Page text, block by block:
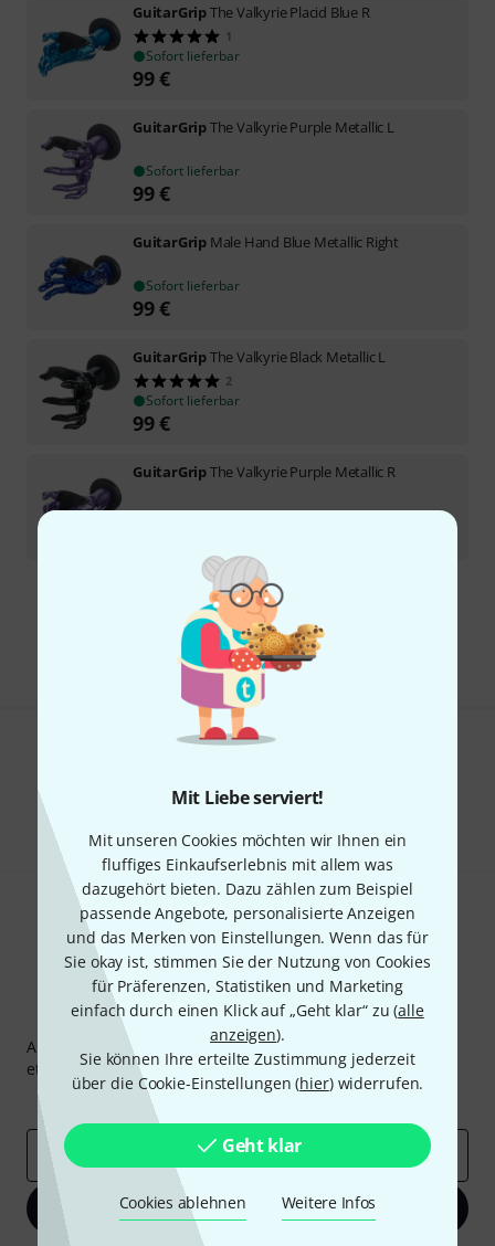
Mit Liebe serviert!
Mit unseren Cookies möchten wir Ihnen ein
fluffiges Einkaufserlebnis mit allem was
dazugehört bieten. Dazu zählen zum Beispiel
passende Angebote, personalisierte Anzeigen
und das Merken von Einstellungen. Wenn das für
Sie okay ist, stimmen Sie der Nutzung von Cookies
für Präferenzen, Statistiken und Marketing
einfach durch einen Klick auf „Geht klar“ zu (alle
anzeigen).
Sie können Ihre erteilte Zustimmung jederzeit
über die Cookie-Einstellungen (hier) widerrufen.
Geht klar
Cookies ablehnen Weitere Infos
GuitarGripThe Valkyrie Placid Blue R
1
Sofort lieferbar
99€
GuitarGripThe Valkyrie Purple Metallic L
Sofort lieferbar
99€
GuitarGrip Male Hand Blue Metallic Right
Sofort lieferbar
99€
GuitarGripThe Valkyrie Black Metallic L
2
Sofort lieferbar
99€
GuitarGripThe Valkyrie Purple Metallic R
Sofort lieferbar
Kostenloser Versand ab 29 €
Alle Preise inkl. MwSt.
Teilen Hilfe & Feedback
Thomann Newsletter
Abonniere den Thomann Newsletter und gewinne mit
etwas Glück einen von 50 Gutscheinenüber jeweils50€
Inspirierende Beiträge
Deals
E-Mail-Adresse
Jetzt anmelden